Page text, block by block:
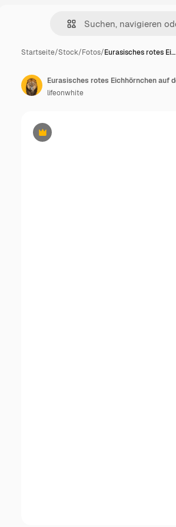
Startseite/Stock/Fotos/Eurasisches rotes Ei…
Premium
lifeonwhite